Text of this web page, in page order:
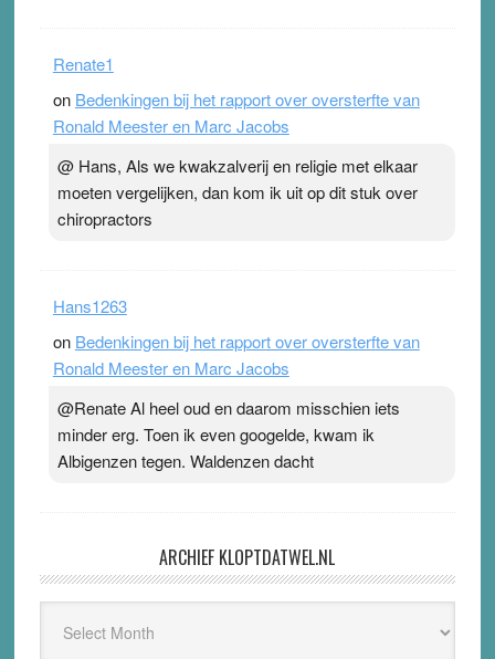
Renate1
on Bedenkingen bij het rapport over oversterfte van
Ronald Meester en Marc Jacobs
@ Hans, Als we kwakzalverij en religie met elkaar
moeten vergelijken, dan kom ik uit op dit stuk over
chiropractors
Hans1263
on Bedenkingen bij het rapport over oversterfte van
Ronald Meester en Marc Jacobs
@Renate Al heel oud en daarom misschien iets
minder erg. Toen ik even googelde, kwam ik
Albigenzen tegen. Waldenzen dacht
ARCHIEF KLOPTDATWEL.NL
Kloptdatwel.nl